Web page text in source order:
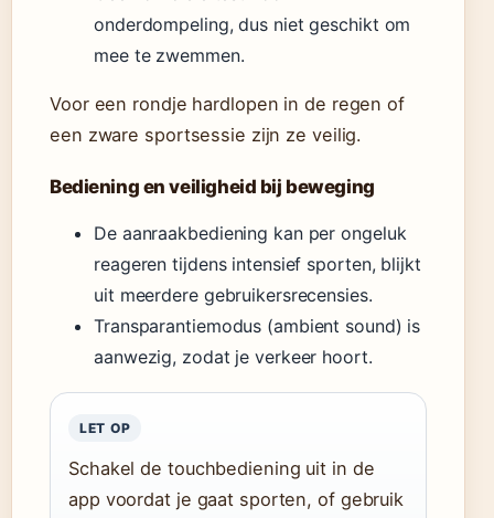
onderdompeling, dus niet geschikt om
mee te zwemmen.
Voor een rondje hardlopen in de regen of
een zware sportsessie zijn ze veilig.
Bediening en veiligheid bij beweging
De aanraakbediening kan per ongeluk
reageren tijdens intensief sporten, blijkt
uit meerdere gebruikersrecensies.
Transparantiemodus (ambient sound) is
aanwezig, zodat je verkeer hoort.
LET OP
Schakel de touchbediening uit in de
app voordat je gaat sporten, of gebruik